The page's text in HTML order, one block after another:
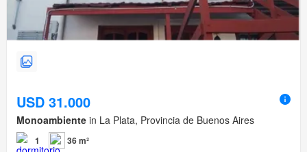
USD 31.000
Monoambiente in La Plata, Provincia de Buenos Aires
1 36 m²